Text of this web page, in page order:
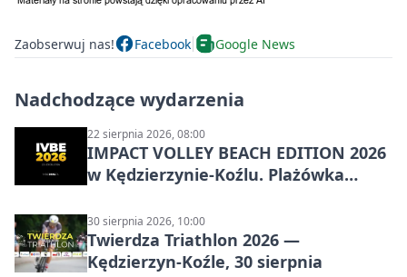
Zaobserwuj nas! Facebook Google News
Nadchodzące wydarzenia
22 sierpnia 2026, 08:00
IMPACT VOLLEY BEACH EDITION 2026
w Kędzierzynie-Koźlu. Plażówka
30 sierpnia 2026, 10:00
Twierdza Triathlon 2026 —
Kędzierzyn-Koźle, 30 sierpnia